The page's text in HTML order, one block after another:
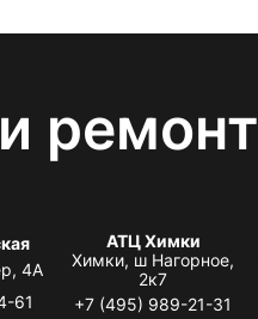
ремонт
4А
61
АТЦ Химки
Химки, ш Нагорное,
2к7
+7 (495) 989-21-31